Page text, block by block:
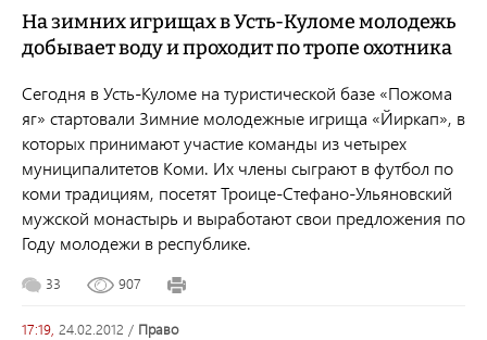
На зимних игрищах в Усть-Куломе молодежь
добывает воду и проходит по тропе охотника
Сегодня в Усть-Куломе на туристической базе «Пожома
яг» стартовали Зимние молодежные игрища «Йиркап», в
которых принимают участие команды из четырех
муниципалитетов Коми. Их члены сыграют в футбол по
коми традициям, посетят Троице-Стефано-Ульяновский
мужской монастырь и выработают свои предложения по
Году молодежи в республике.
33 907
17:19, 24.02.2012 / право